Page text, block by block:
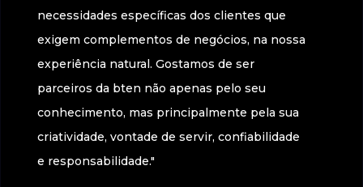
necessidades específicas dos clientes que
exigem complementos de negócios, na nossa
experiência natural. Gostamos de ser
parceiros da bten não apenas pelo seu
conhecimento, mas principalmente pela sua
criatividade, vontade de servir, confiabilidade
e responsabilidade."